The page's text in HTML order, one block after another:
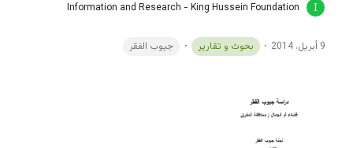
Information and Research - King Hussein Foundation
9 أبريل، 2014 بحوث و تقارير جيوب الفقر